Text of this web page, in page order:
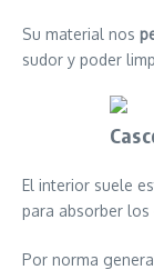
Su material nos
sudor y poder
El interior suele
para absorber
Por norma